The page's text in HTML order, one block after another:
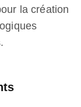
la création